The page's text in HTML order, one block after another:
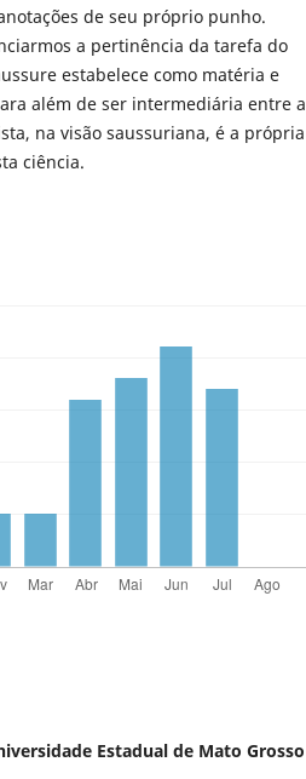
de seu próprio punho.
a pertinência da tarefa do
estabelece como matéria e
além de ser intermediária entre a
na visão saussuriana, é a própria
ciência.
Estadual de Mato Grosso